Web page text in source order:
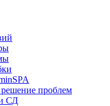
проблем
СД